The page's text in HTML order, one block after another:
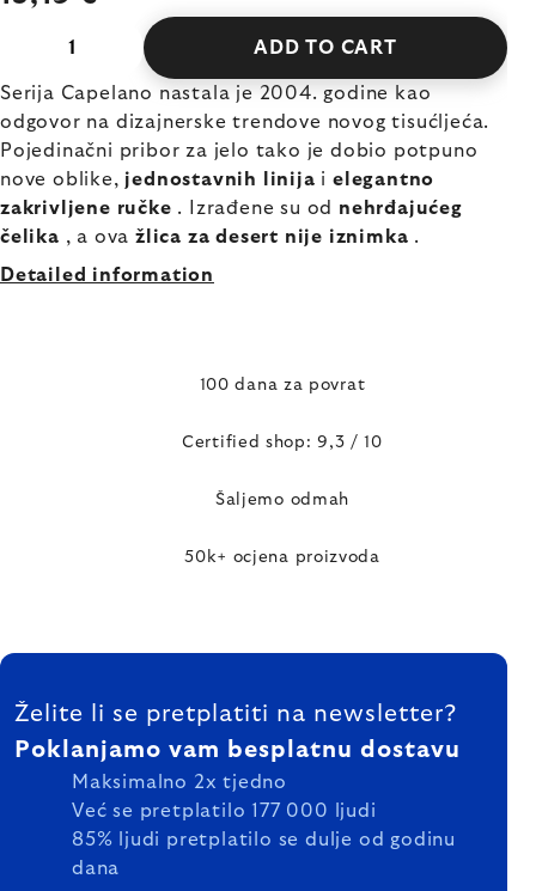
ADD TO CART
Serija Capelano nastala je 2004. godine kao
odgovor na dizajnerske trendove novog tisućljeća.
Pojedinačni pribor za jelo tako je dobio potpuno
nove oblike, jednostavnih linija ielegantno
zakrivljene ručke . Izrađene su od nehrđajućeg
čelika , a ovažlica za desert nije iznimka .
Detailed information
100 dana za povrat
Certified shop: 9,3 / 10
Šaljemo odmah
50k+ ocjena proizvoda
FOOTER
Želite li se pretplatiti na newsletter?
Poklanjamo vam besplatnu dostavu
Maksimalno 2x tjedno
Već se pretplatilo 177 000 ljudi
85% ljudi pretplatilo se dulje od godinu
dana